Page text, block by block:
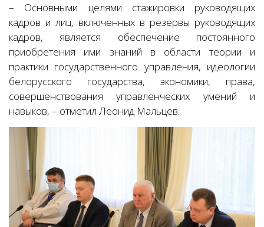
– Основными целями стажировки руководящих
кадров и лиц, включенных в резервы руководящих
кадров, является обеспечение постоянного
приобретения ими знаний в области теории и
практики государственного управления, идеологии
белорусского государства, экономики, права,
совершенствования управленческих умений и
навыков, – отметил Леонид Мальцев.